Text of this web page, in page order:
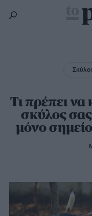
Εκπαίδευση
Lifestyle
Υγεία
Διατροφή
Εκπαίδευση
Άλλα κατοικίδια
Υγεία
Προϊόντα
Καλλωπισμός
Τι πρέπει να
σκύλος
μόνο